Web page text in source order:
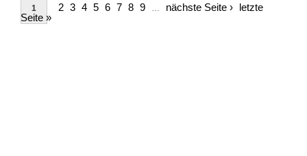
1 2 3 4 5 6 7 8 9 nächste Seite › letzte
Seite »